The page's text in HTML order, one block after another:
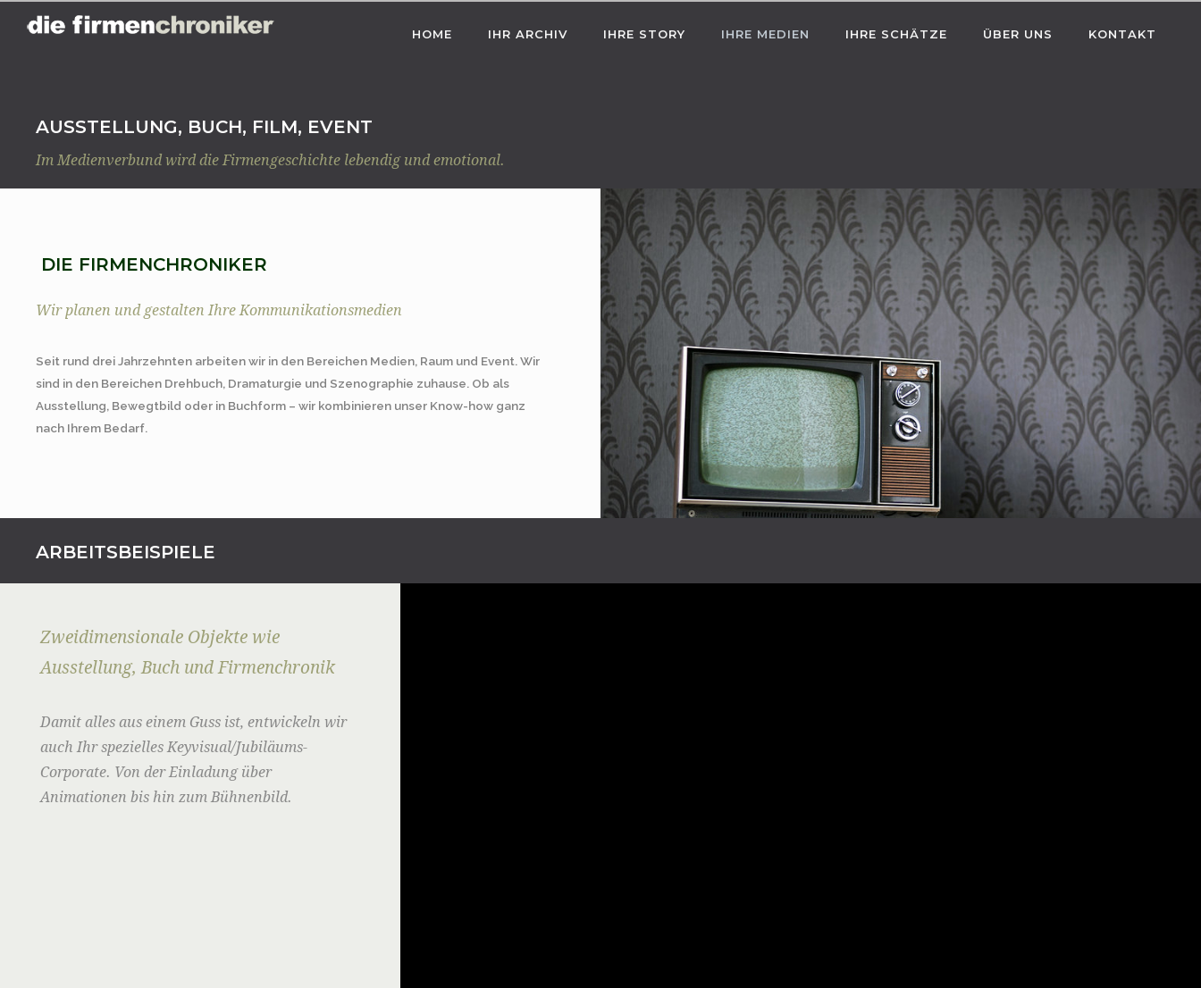
HOME IHR ARCHIV IHRE STORY IHRE MEDIEN IHRE SCHÄTZE ÜBER UNS KONTAKT
AUSSTELLUNG, BUCH, FILM, EVENT
Im Medienverbund wird die Firmengeschichte lebendig und emotional.
DIE FIRMENCHRONIKER
Wir planen und gestalten Ihre Kommunikationsmedien
Seit rund drei Jahrzehnten arbeiten wir in den Bereichen Medien, Raum und Event. Wir
sind in den Bereichen Drehbuch, Dramaturgie und Szenographie zuhause. Ob als
Ausstellung, Bewegtbild oder in Buchform – wir kombinieren unser Know-how ganz
nach Ihrem Bedarf.
ARBEITSBEISPIELE
Zweidimensionale Objekte wie
Ausstellung, Buch und Firmenchronik
Damit alles aus einem Guss ist, entwickeln wir
auch Ihr spezielles Keyvisual/Jubiläums-
Corporate. Von der Einladung über
Animationen bis hin zum Bühnenbild.